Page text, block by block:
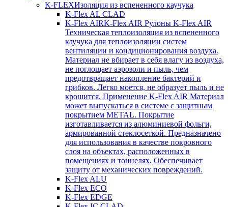
K-FLEXИзоляция из вспененного каучука
K-Flex AL CLAD
K-Flex AIRK-Flex AIR Рулоны K-Flex AIR
Техническая теплоизоляция из вспененного
каучука для теплоизоляции систем
вентиляции и кондиционирования воздуха.
Материал не вбирает в себя влагу из воздуха,
не поглощает аэрозоли и пыль, чем
предотвращает накопление бактерий и
грибков. Легко моется, не образует пыль и не
крошится. Применение K-Flex AIR Материал
может выпускаться в системе c защитным
покрытием METAL. Покрытие
изготавливается из алюминиевой фольги,
армированной стеклосеткой. Предназначено
для использования в качестве покровного
слоя на объектах, расположенных в
помещениях и тоннелях. Обеспечивает
защиту от механических повреждений.
K-Flex ALU
K-Flex ECO
K-Flex EDGE